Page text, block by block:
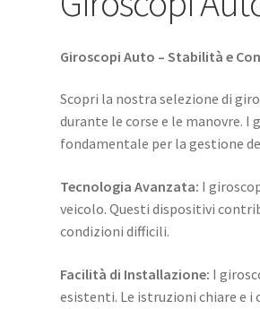
Giroscopi Auto – Stabilità e
Scopri la nostra selezione di
durante le corse e le manovre.
fondamentale per la gestione
Tecnologia Avanzata: I
veicolo. Questi dispositivi
condizioni difficili.
Facilità di Installazione: I
esistenti. Le istruzioni chiare e